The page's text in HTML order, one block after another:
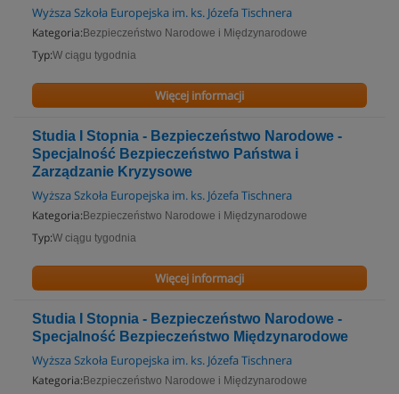
Wyższa Szkoła Europejska im. ks. Józefa Tischnera
Kategoria: Bezpieczeństwo Narodowe i Międzynarodowe
Typ:W ciągu tygodnia
Więcej informacji
Studia I Stopnia - Bezpieczeństwo Narodowe -
Specjalność Bezpieczeństwo Państwa i
Zarządzanie Kryzysowe
Wyższa Szkoła Europejska im. ks. Józefa Tischnera
Kategoria: Bezpieczeństwo Narodowe i Międzynarodowe
Typ:W ciągu tygodnia
Więcej informacji
Studia I Stopnia - Bezpieczeństwo Narodowe -
Specjalność Bezpieczeństwo Międzynarodowe
Wyższa Szkoła Europejska im. ks. Józefa Tischnera
Kategoria: Bezpieczeństwo Narodowe i Międzynarodowe